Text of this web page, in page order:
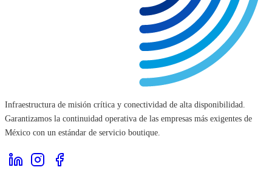
Infraestructura de misión crítica y conectividad de alta disponibilidad.
Garantizamos la continuidad operativa de las empresas más exigentes de
México con un estándar de servicio boutique.